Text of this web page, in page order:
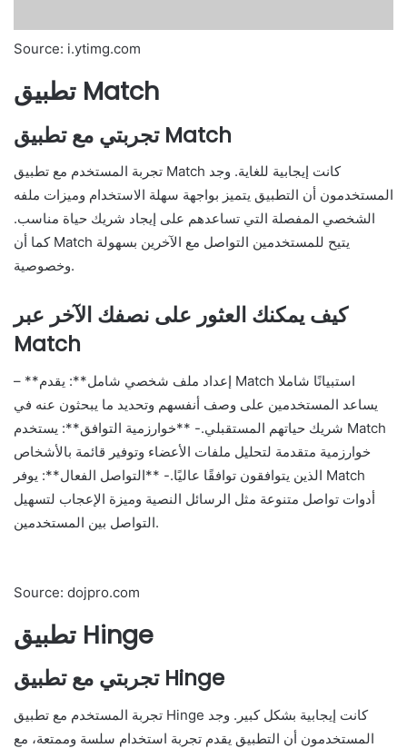
Source: i.ytimg.com
تطبيق Match
تجربتي مع تطبيق Match
تجربة المستخدم مع تطبيق Match كانت إيجابية للغاية. وجد
المستخدمون أن التطبيق يتميز بواجهة سهلة الاستخدام وميزات ملفه
الشخصي المفصلة التي تساعدهم على إيجاد شريك حياة مناسب.
كما أن Match يتيح للمستخدمين التواصل مع الآخرين بسهولة
وخصوصية.
كيف يمكنك العثور على نصفك الآخر عبر
Match
– **إعداد ملف شخصي شامل**: يقدم Match استبيانًا شاملا
يساعد المستخدمين على وصف أنفسهم وتحديد ما يبحثون عنه في
شريك حياتهم المستقبلي.- **خوارزمية التوافق**: يستخدم Match
خوارزمية متقدمة لتحليل ملفات الأعضاء وتوفير قائمة بالأشخاص
الذين يتوافقون توافقًا عاليًا.- **التواصل الفعال**: يوفر Match
أدوات تواصل متنوعة مثل الرسائل النصية وميزة الإعجاب لتسهيل
التواصل بين المستخدمين.
Source: dojpro.com
تطبيق Hinge
تجربتي مع تطبيق Hinge
تجربة المستخدم مع تطبيق Hinge كانت إيجابية بشكل كبير. وجد
المستخدمون أن التطبيق يقدم تجربة استخدام سلسة وممتعة، مع